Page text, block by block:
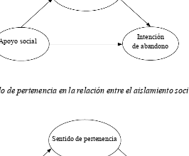
Intención
de abandono
social
de pertenencia en la relación entre el aislamiento
Sentido de pertenencia